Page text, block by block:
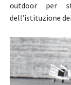
outdoor per
dell’istituzione